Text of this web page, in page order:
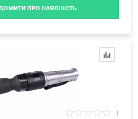
ПРО НАЯВНІСТЬ
1